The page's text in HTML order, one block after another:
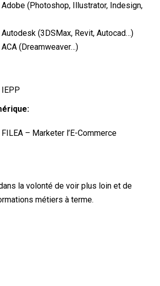
(Photoshop, Illustrator, Indesign,
(3DSMax, Revit, Autocad…)
(Dreamweaver…)
– Marketer l’E-Commerce
la volonté de voir plus loin et de
métiers à terme.